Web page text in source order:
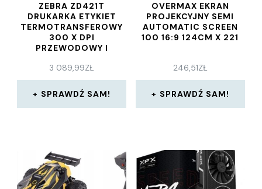
ZEBRA ZD421T
DRUKARKA ETYKIET
TERMOTRANSFEROWY
300 X DPI
PRZEWODOWY I
(ZD4A04330EW02EZ)
3 089,99ZŁ
SPRAWDŹ SAM!
OVERMAX EKRAN
PROJEKCYJNY SEMI
AUTOMATIC SCREEN
100 16:9 124CM X 221
246,51ZŁ
SPRAWDŹ SAM!